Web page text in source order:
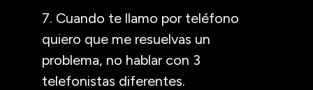
7. Cuando te llamo por teléfono
quiero que me resuelvas un
problema, no hablar con 3
telefonistas diferentes.